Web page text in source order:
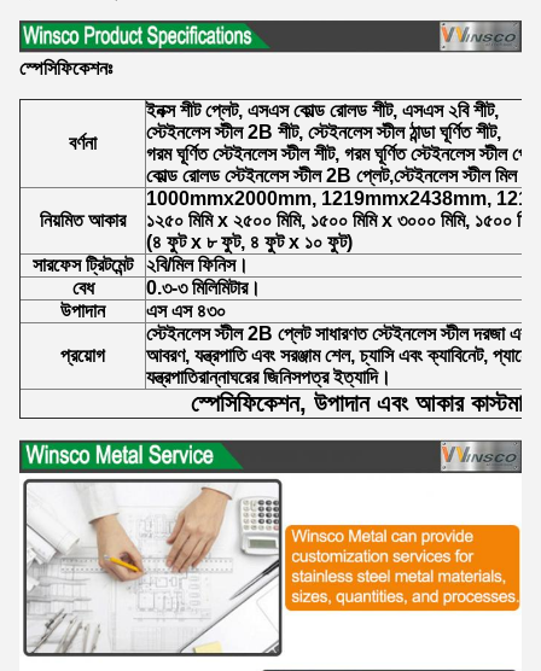
স্পেসিফিকেশনঃ
বর্ণনা
ইনক্স শীট প্লেট, এসএস কোল্ড রোলড শীট, এসএস ২বি শীট,
স্টেইনলেস স্টীল 2B শীট, স্টেইনলেস স্টীল ঠান্ডা ঘূর্ণিত শীট,
গরম ঘূর্ণিত স্টেইনলেস স্টীল শীট, গরম ঘূর্ণিত স্টেইনলেস স্টীল
কোল্ড রোলড স্টেইনলেস স্টীল 2B প্লেট,স্টেইনলেস স্টীল মিল
নিয়মিত আকার
1000mmx2000mm, 1219mmx2438mm,
১২৫০ মিমি x ২৫০০ মিমি, ১৫০০ মিমি x ৩০০০ মিমি, ১৫০০
(৪ ফুট x ৮ ফুট, ৪ ফুট x ১০ ফুট)
সারফেস ট্রিটমেন্ট
২বি/মিল ফিনিস।
বেধ
0.৩-৩ মিলিমিটার।
উপাদান
এস এস ৪৩০
প্রয়োগ
স্টেইনলেস স্টীল 2B প্লেট সাধারণত স্টেইনলেস স্টীল দরজা
আবরণ, যন্ত্রপাতি এবং সরঞ্জাম শেল, চ্যাসি এবং ক্যাবিনেট,
যন্ত্রপাতিরান্নাঘরের জিনিসপত্র ইত্যাদি।
স্পেসিফিকেশন, উপাদান এবং আকার